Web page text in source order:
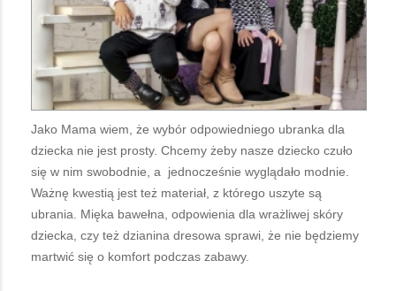
Jako Mama wiem, że wybór odpowiedniego ubranka dla
dziecka nie jest prosty. Chcemy żeby nasze dziecko czuło
się w nim swobodnie, a jednocześnie wyglądało modnie.
Ważnę kwestią jest też materiał, z którego uszyte są
ubrania. Mięka bawełna, odpowienia dla wrażliwej skóry
dziecka, czy też dzianina dresowa sprawi, że nie będziemy
martwić się o komfort podczas zabawy.